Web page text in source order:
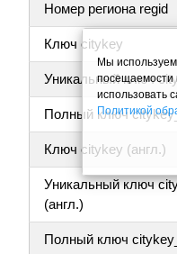
Номер региона regid
Ключ citykey
Уникальный ключ
Полный ключ
Ключ citykey (англ.)
Уникальный ключ
(англ.)
Полный ключ
Мы
посещаемости
использовать
Политикой